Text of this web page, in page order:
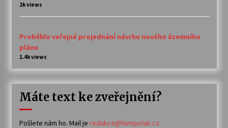
2k views
Proběhlo veřejné projednání návrhu nového územního
plánu
1.4k views
Máte text ke zveřejnění?
Pošlete nám ho. Mail je redakce@humpolak.cz